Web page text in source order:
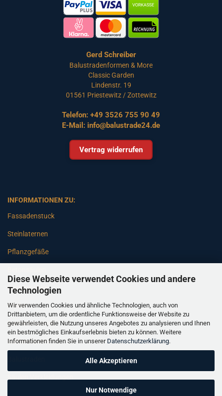
Diese Webseite verwendet Cookies und andere
Technologien
Wir verwenden Cookies und ähnliche Technologien, auch von
Drittanbietern, um die ordentliche Funktionsweise der Website zu
gewährleisten, die Nutzung unseres Angebotes zu analysieren und Ihnen
ein bestmögliches Einkaufserlebnis bieten zu können. Weitere
Informationen finden Sie in unserer Datenschutzerklärung.
Alle Akzeptieren
Nur Notwendige
Gerd Schreiber
Balustradenformen & More
Classic Garden
Lindenstr. 19
01561 Priestewitz / Zottewitz
Telefon: +49 3526 755 90 49
E-Mail: info@balustrade24.de
Vertrag widerrufen
INFORMATIONEN ZU:
Fassadenstuck
Steinlaternen
Pflanzgefäße
Gartenbänke
Pfeiler
Gartenbrunnen
Gartenfiguren